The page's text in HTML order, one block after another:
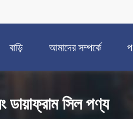
বাড়ি আমাদের সম্পর্কে
ডায়াফ্রাম সিল পণ্য